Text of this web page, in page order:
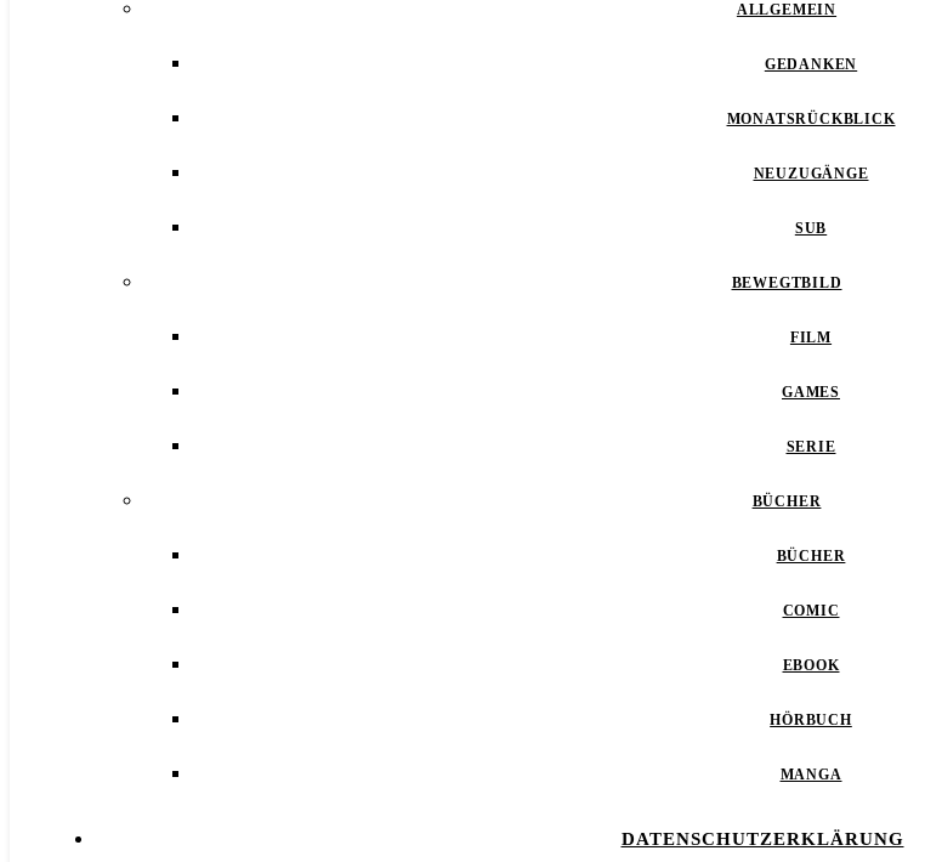
ALLGEMEIN
GEDANKEN
MONATSRÜCKBLICK
NEUZUGÄNGE
SUB
BEWEGTBILD
FILM
GAMES
SERIE
BÜCHER
BÜCHER
COMIC
EBOOK
HÖRBUCH
MANGA
DATENSCHUTZERKLÄRUNG